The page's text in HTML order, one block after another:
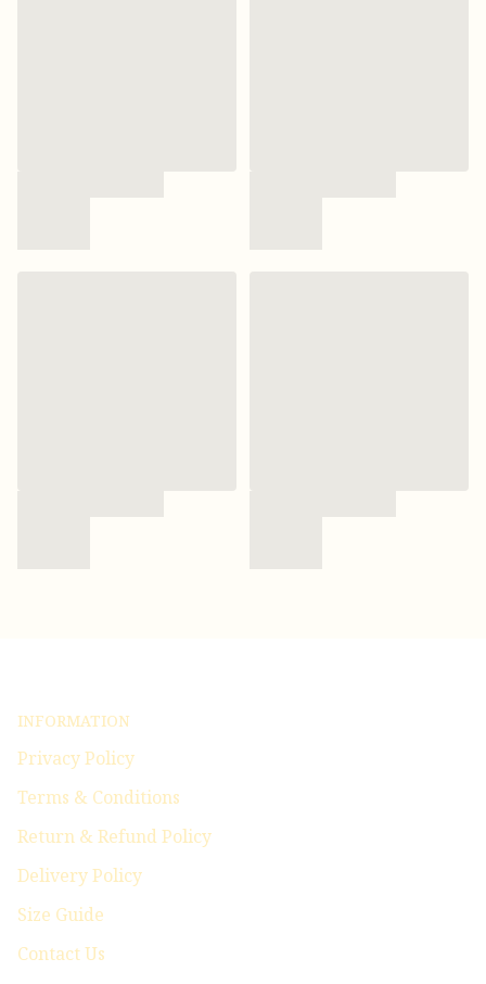
INFORMATION
Privacy Policy
Terms & Conditions
Return & Refund Policy
Delivery Policy
Size Guide
Contact Us